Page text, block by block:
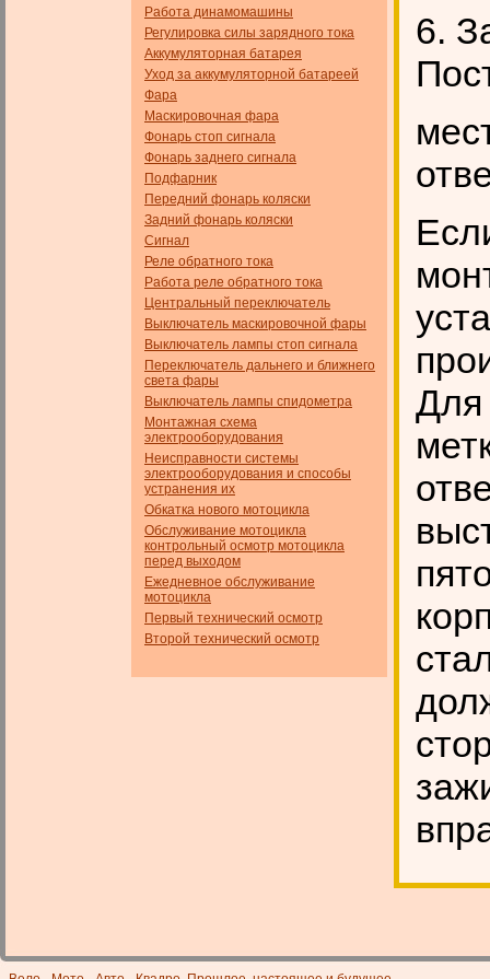
Работа динамомашины
Регулировка силы зарядного тока
Аккумуляторная батарея
Уход за аккумуляторной батареей
Фара
Маскировочная фара
Фонарь стоп сигнала
Фонарь заднего сигнала
Подфарник
Передний фонарь коляски
Задний фонарь коляски
Сигнал
Реле обратного тока
Работа реле обратного тока
Центральный переключатель
Выключатель маскировочной фары
Выключатель лампы стоп сигнала
Переключатель дальнего и ближнего
света фары
Выключатель лампы спидометра
Монтажная схема
электрооборудования
Неисправности системы
электрооборудования и способы
устранения их
Обкатка нового мотоцикла
Обслуживание мотоцикла
контрольный осмотр мотоцикла
перед выходом
Ежедневное обслуживание
мотоцикла
Первый технический осмотр
Второй технический осмотр
6.
Для